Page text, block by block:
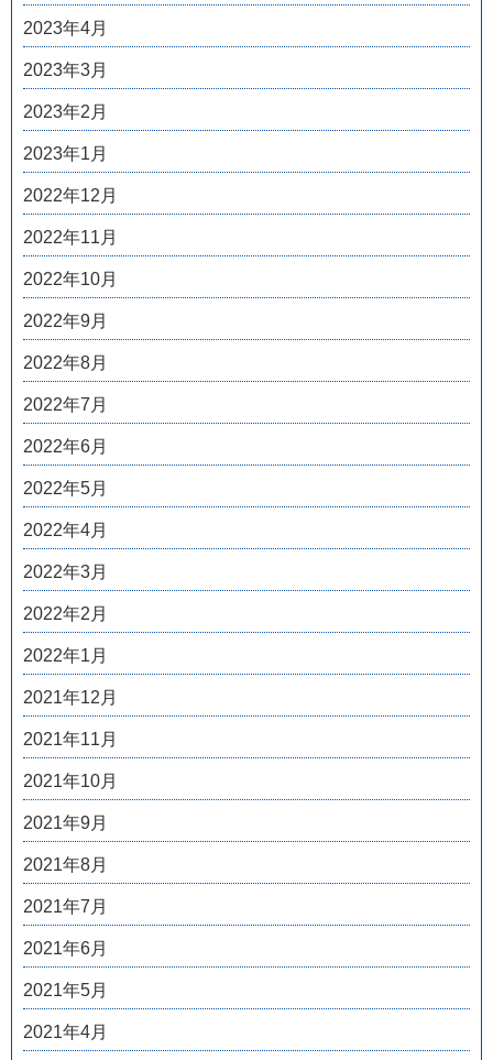
2023年4月
2023年3月
2023年2月
2023年1月
2022年12月
2022年11月
2022年10月
2022年9月
2022年8月
2022年7月
2022年6月
2022年5月
2022年4月
2022年3月
2022年2月
2022年1月
2021年12月
2021年11月
2021年10月
2021年9月
2021年8月
2021年7月
2021年6月
2021年5月
2021年4月